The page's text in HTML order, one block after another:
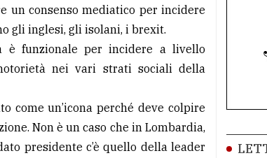
un consenso mediatico per incidere
gli inglesi, gli isolani, i brexit.
è funzionale per incidere a livello
nei vari strati sociali della
come un’icona perché deve colpire
Non è un caso che in Lombardia,
presidente c’è quello della leader